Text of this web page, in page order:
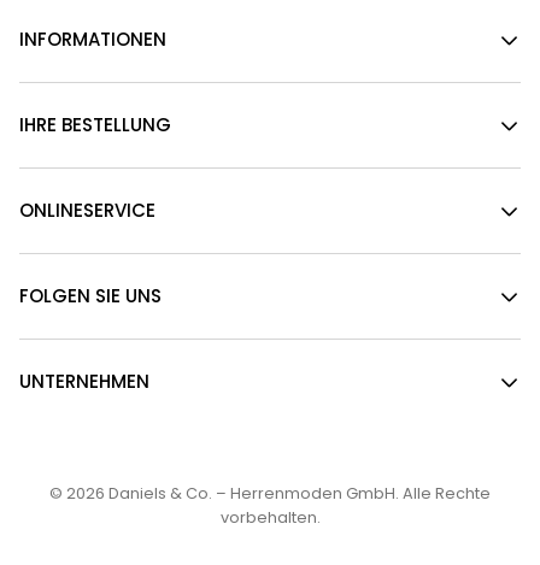
INFORMATIONEN
IHRE BESTELLUNG
ONLINESERVICE
FOLGEN SIE UNS
UNTERNEHMEN
© 2026 Daniels & Co. – Herrenmoden GmbH. Alle Rechte
vorbehalten.